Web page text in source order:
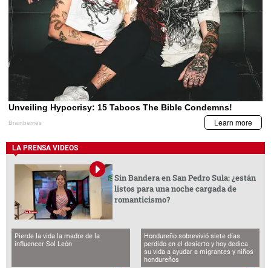
LA PRENSA VIDEOS
Sin Bandera en San Pedro Sula: ¿están
listos para una noche cargada de
romanticismo?
Pierde la vida la madre de la
influencer Sol León
Hondureño sobrevivió siete días
perdido en el desierto y hoy dedica
su vida a ayudar a migrantes y niños
hondureños